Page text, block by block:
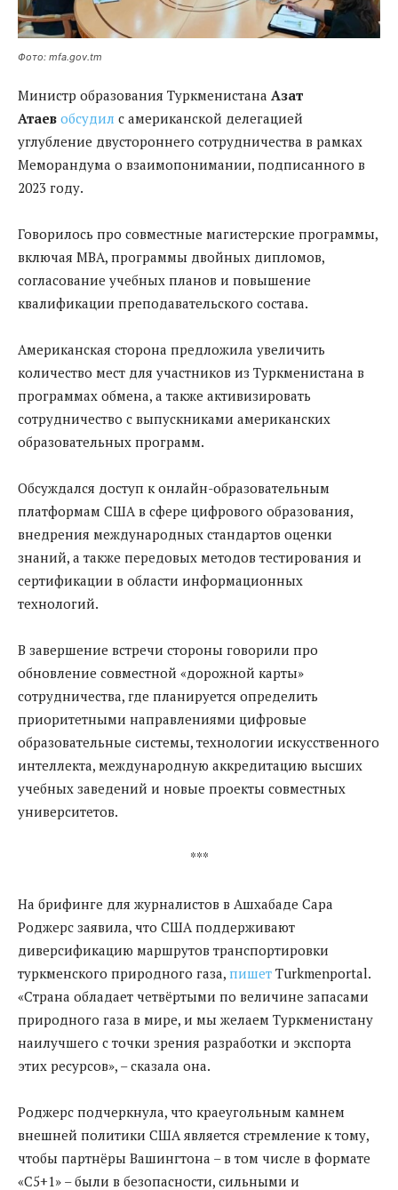
Фото: mfa.gov.tm
Министр образования Туркменистана Азат
Атаев обсудил с американской делегацией
углубление двустороннего сотрудничества в рамках
Меморандума о взаимопонимании, подписанного в
2023 году.
Говорилось про совместные магистерские программы,
включая MBA, программы двойных дипломов,
согласование учебных планов и повышение
квалификации преподавательского состава.
Американская сторона предложила увеличить
количество мест для участников из Туркменистана в
программах обмена, а также активизировать
сотрудничество с выпускниками американских
образовательных программ.
Обсуждался доступ к онлайн-образовательным
платформам США в сфере цифрового образования,
внедрения международных стандартов оценки
знаний, а также передовых методов тестирования и
сертификации в области информационных
технологий.
В завершение встречи стороны говорили про
обновление совместной «дорожной карты»
сотрудничества, где планируется определить
приоритетными направлениями цифровые
образовательные системы, технологии искусственного
интеллекта, международную аккредитацию высших
учебных заведений и новые проекты совместных
университетов.
***
На брифинге для журналистов в Ашхабаде Сара
Роджерс заявила, что США поддерживают
диверсификацию маршрутов транспортировки
туркменского природного газа, пишет Turkmenportal.
«Страна обладает четвёртыми по величине запасами
природного газа в мире, и мы желаем Туркменистану
наилучшего с точки зрения разработки и экспорта
этих ресурсов», – сказала она.
Роджерс подчеркнула, что краеугольным камнем
внешней политики США является стремление к тому,
чтобы партнёры Вашингтона – в том числе в формате
«С5+1» – были в безопасности, сильными и